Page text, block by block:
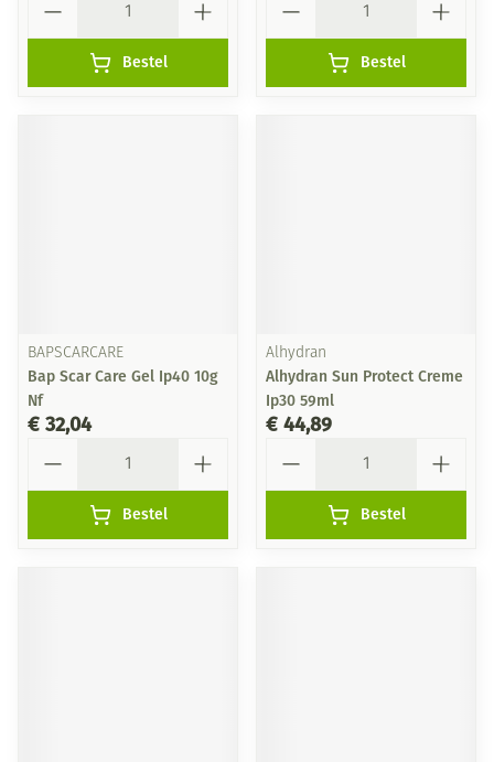
Bestel Bestel
BAPSCARCARE
Bap Scar Care Gel Ip40 10g
Nf
€ 32,04
Bestel
Alhydran
Alhydran Sun Protect Creme
Ip30 59ml
€ 44,89
Bestel